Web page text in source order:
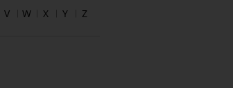
V W X Y Z